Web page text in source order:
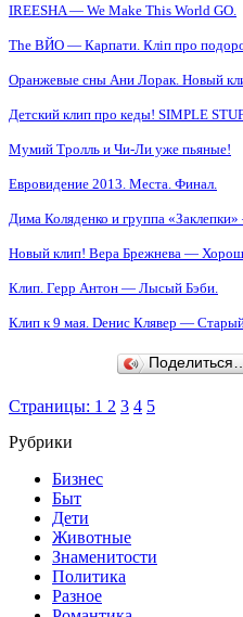
IREESHA — We Make This World GO.
The ВЙО — Карпати. Кліп про
Оранжевые сны Ани Лорак. Новый
Детский клип про кеды! SIMPLE
Мумий Тролль и Чи-Ли уже пьяные!
Евровидение 2013. Места. Финал.
Дима Коляденко и группа
Новый клип! Вера Брежнева —
Клип. Герр Антон — Лысый Бэби.
Клип к 9 мая. Dенис Клявер — Старый
Поделиться…
Страницы: 1 2 3 4 5
Рубрики
Бизнес
Быт
Дети
Животные
Знаменитости
Политика
Разное